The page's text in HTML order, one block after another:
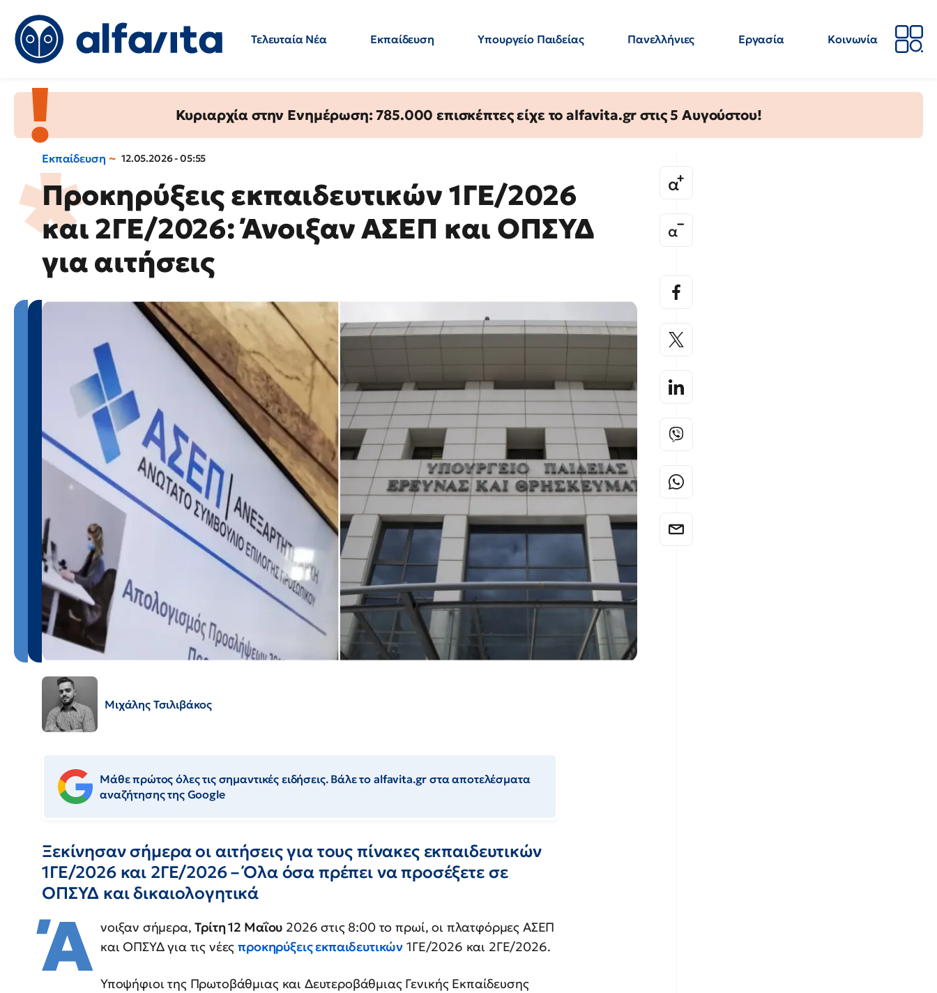
Τελευταία Νέα Εκπαίδευση Υπουργείο Παιδείας Πανελλήνιες Εργασία
Κοινωνία
Κυριαρχία στην Ενημέρωση: 785.000 επισκέπτες είχε το alfavita.gr στις 5 Αυγούστου!
Εκπαίδευση 12.05.2026 - 05:55
Προκηρύξεις εκπαιδευτικών 1ΓΕ/2026
και 2ΓΕ/2026: Άνοιξαν ΑΣΕΠ και ΟΠΣΥΔ
για αιτήσεις
Μιχάλης Τσιλιβάκος
Μάθε πρώτος όλες τις σημαντικές ειδήσεις. Βάλε το alfavita.gr στα αποτελέσματα
αναζήτησης της Google
Ξεκίνησαν σήμερα οι αιτήσεις για τους πίνακες εκπαιδευτικών
1ΓΕ/2026 και 2ΓΕ/2026 – Όλα όσα πρέπει να προσέξετε σε
ΟΠΣΥΔ και δικαιολογητικά
Ά νοιξαν σήμερα,Τρίτη 12 Μαΐου 2026 στις 8:00 το πρωί, οι πλατφόρμες ΑΣΕΠ
και ΟΠΣΥΔ για τις νέεςπροκηρύξεις εκπαιδευτικών 1ΓΕ/2026 και 2ΓΕ/2026.
Υποψήφιοι της Πρωτοβάθμιας και Δευτεροβάθμιας Γενικής Εκπαίδευσης